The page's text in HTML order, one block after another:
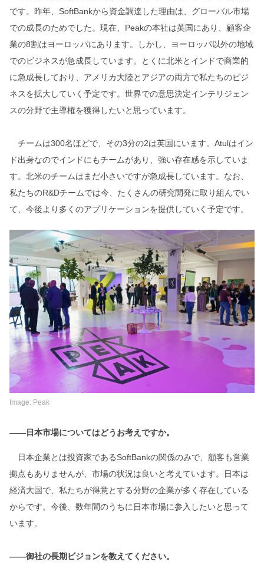
です。昨年、SoftBankから資金調達した理由は、グローバル市場
での成長のためでした。現在、Peakの本社は英国にあり、顧客企
業の8割はヨーロッパにあります。しかし、ヨーロッパ以外の地域
でのビジネスが急成長しています。とくに北米とインドで商業的
に急成長しており、アメリカ大陸とアジアの両方で私たちのビジ
ネスを拡大していく予定です。世界での意思決定インテリジェン
スの分野で主導権を獲得したいと思っています。
チームは300名ほどで、その3分の2は英国にいます。Atulはイン
ド出身なのでインドにもチームがあり、強い存在感を示していま
す。北米のチームはまだ小さいですが急成長しています。なお、
私たちのR&Dチームでは今、たくさんの研究開発に取り組んでい
て、今後より多くのアプリケーションを提供していく予定です。
Image: Peak
――日本市場についてはどうお考えですか。
日本企業とは投資家であるSoftBankの関係のみで、顧客も営業
拠点もありませんが、市場の状況は良いと考えています。日本は
経済大国で、私たちが得意とする分野の企業が多く存在している
からです。今後、数年間のうちに日本市場に参入したいと思って
います。
――御社の長期ビジョンを教えてください。